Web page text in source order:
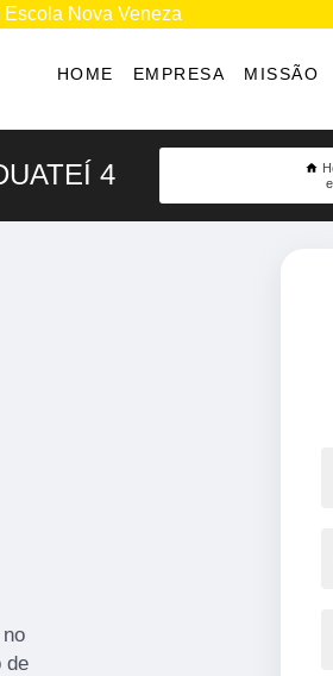
Nova Veneza
HOME EMPRESA MISSÃO
4
de